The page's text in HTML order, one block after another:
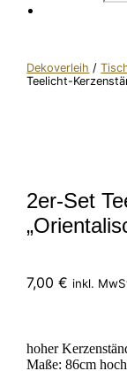
Dekoverleih /
Teelicht-
2er-Set
7,00€ inkl.
hoher
Maße: 86cm hoch